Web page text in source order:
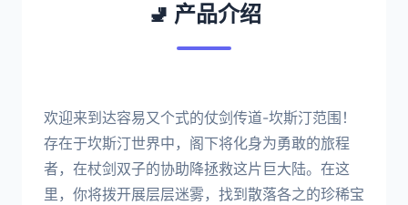
🚽 产品介绍
欢迎来到达容易又个式的仗剑传道-坎斯汀范围！
存在于坎斯汀世界中，阁下将化身为勇敢的旅程
者，在杖剑双子的协助降拯救这片巨大陆。在这
里，你将拨开展层层迷雾，找到散落各之的珍稀宝